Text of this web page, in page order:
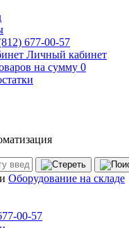
677-00-57
Личный кабинет
на сумму 0
Оборудование на складе
00-57